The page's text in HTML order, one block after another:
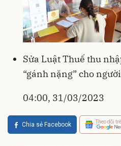
Sửa Luật Thuế thu
“gánh nặng” cho
04:00, 31/03/2023
Chia sẻ Facebook Theo dõi